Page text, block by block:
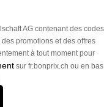
AG contenant des codes
promotions et des offres
à tout moment pour
sur fr.bonprix.ch ou en bas